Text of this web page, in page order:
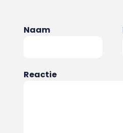
Naam
Reactie